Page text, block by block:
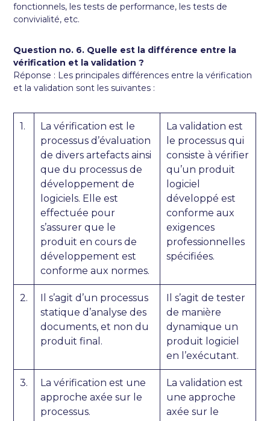
fonctionnels, les tests de performance, les tests de
convivialité, etc.
Question no. 6. Quelle est la différence entre la
vérification et la validation ?
Réponse : Les principales différences entre la vérification
et la validation sont les suivantes :
1.
La vérification est le
processus d’évaluation
de divers artefacts ainsi
que du processus de
développement de
logiciels. Elle est
effectuée pour
s’assurer que le
produit en cours de
développement est
conforme aux normes.
La validation est
le processus qui
consiste à vérifier
qu’un produit
logiciel
développé est
conforme aux
exigences
professionnelles
spécifiées.
2.
Il s’agit d’un processus
statique d’analyse des
documents, et non du
produit final.
Il s’agit de tester
de manière
dynamique un
produit logiciel
en l’exécutant.
3.
La vérification est une
approche axée sur le
processus.
La validation est
une approche
axée sur le